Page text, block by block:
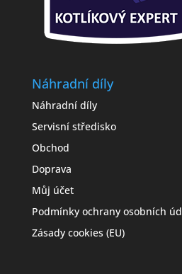
Náhradní díly
Náhradní díly
Servisní středisko
Obchod
Doprava
Můj účet
Podmínky ochrany osobních
Zásady cookies (EU)